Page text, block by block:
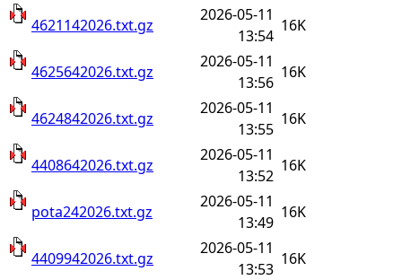
4621142026.txt.gz
2026-05-11
13:54
16K
4625642026.txt.gz
2026-05-11
13:56
16K
4624842026.txt.gz
2026-05-11
13:55
16K
4408642026.txt.gz
2026-05-11
13:52
16K
pota242026.txt.gz
2026-05-11
13:49
16K
4409942026.txt.gz
2026-05-11
13:53
16K